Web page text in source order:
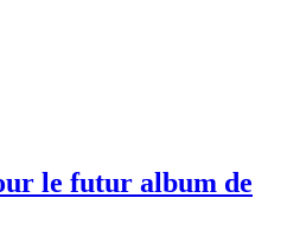
le futur album de